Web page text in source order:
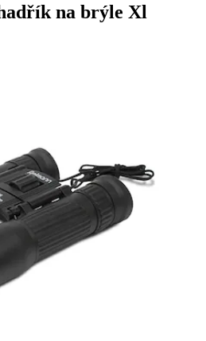
na brýle Xl